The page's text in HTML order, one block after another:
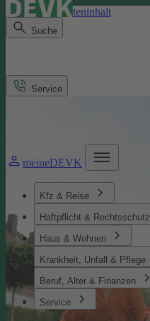
Direkt zum Seiteninhalt
Suche
meineDEVK
Kfz & Reise
Haftpflicht & Rechtsschutz
Haus & Wohnen
Krankheit, Unfall & Pflege
Beruf, Alter & Finanzen
Service
Service